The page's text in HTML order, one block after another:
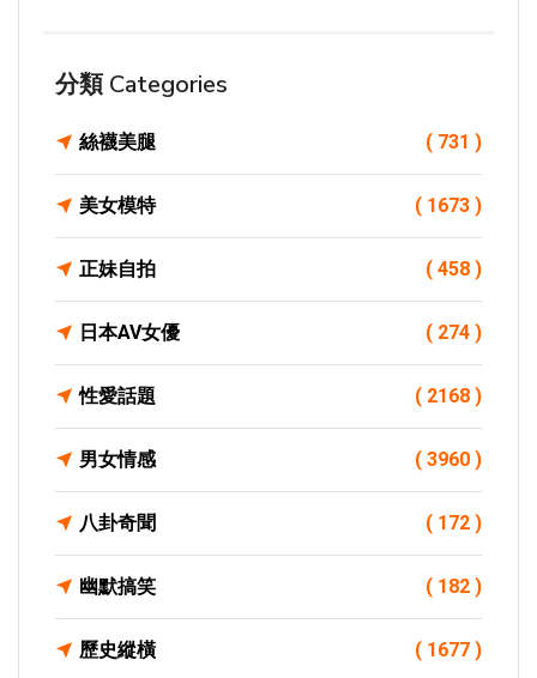
分類 Categories
絲襪美腿 ( 731 )
美女模特 ( 1673 )
正妹自拍 ( 458 )
日本AV女優 ( 274 )
性愛話題 ( 2168 )
男女情感 ( 3960 )
八卦奇聞 ( 172 )
幽默搞笑 ( 182 )
歷史縱橫 ( 1677 )